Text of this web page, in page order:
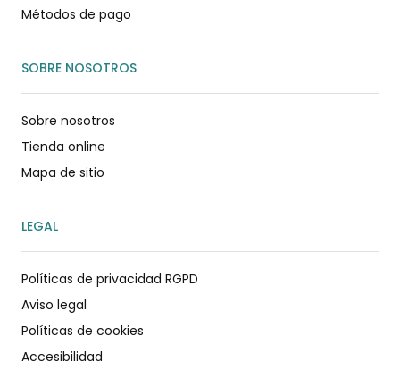
Métodos de pago
SOBRE NOSOTROS
Sobre nosotros
Tienda online
Mapa de sitio
LEGAL
Políticas de privacidad RGPD
Aviso legal
Políticas de cookies
Accesibilidad